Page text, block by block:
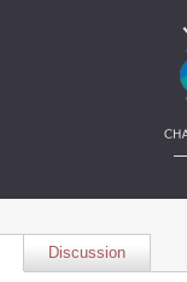
Discussion